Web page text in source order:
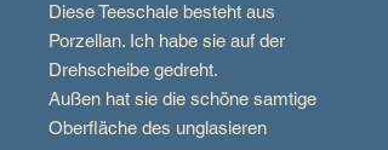
Diese Teeschale besteht aus
Porzellan. Ich habe sie auf der
Drehscheibe gedreht.
Außen hat sie die schöne samtige
Oberfläche des unglasieren